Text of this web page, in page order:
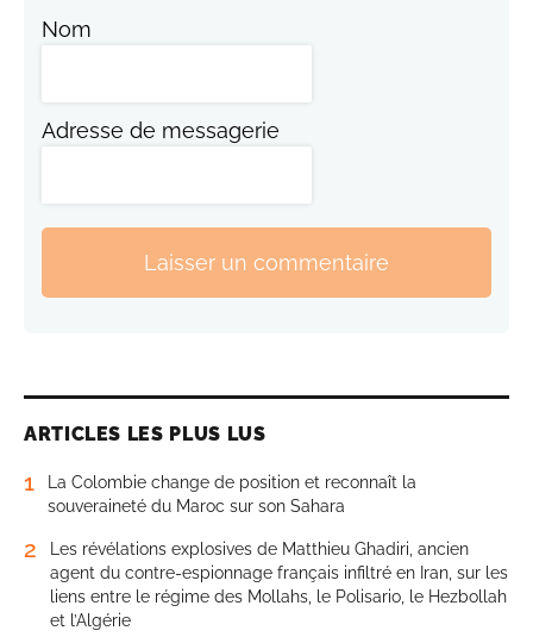
Nom
Adresse de messagerie
Laisser un commentaire
ARTICLES LES PLUS LUS
1
La Colombie change de position et reconnaît la
souveraineté du Maroc sur son Sahara
2
Les révélations explosives de Matthieu Ghadiri, ancien
agent du contre-espionnage français infiltré en Iran, sur les
liens entre le régime des Mollahs, le Polisario, le Hezbollah
et l’Algérie